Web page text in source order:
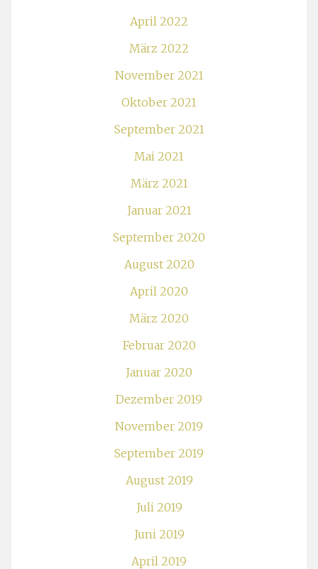
April 2022
März 2022
November 2021
Oktober 2021
September 2021
Mai 2021
März 2021
Januar 2021
September 2020
August 2020
April 2020
März 2020
Februar 2020
Januar 2020
Dezember 2019
November 2019
September 2019
August 2019
Juli 2019
Juni 2019
April 2019